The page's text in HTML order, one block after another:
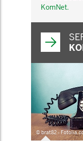
KomNet.
© brat82 -